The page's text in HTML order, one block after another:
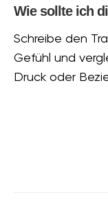
Wie sollte ich
Schreibe den
Gefühl und
Druck oder